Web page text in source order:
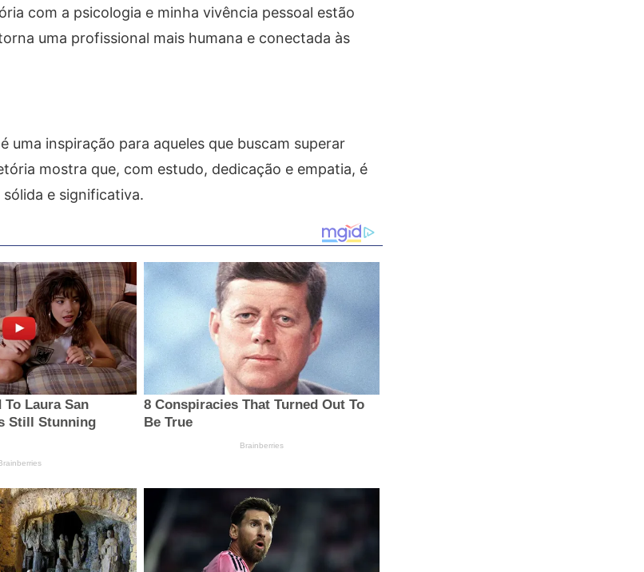
com a psicologia e minha vivência pessoal estão
uma profissional mais humana e conectada às
uma inspiração para aqueles que buscam superar
mostra que, com estudo, dedicação e empatia, é
e significativa.